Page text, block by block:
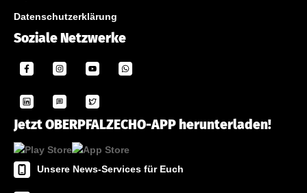
Datenschutzerklärung
Soziale Netzwerke
Jetzt OBERPFALZECHO-APP herunterladen!
Unsere News-Services für Euch